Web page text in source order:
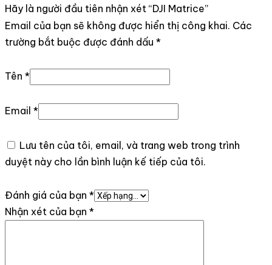
Hãy là người đầu tiên nhận xét “DJI Matrice”
Email của bạn sẽ không được hiển thị công khai. Các
trường bắt buộc được đánh dấu *
Tên *
Email *
Lưu tên của tôi, email, và trang web trong trình
duyệt này cho lần bình luận kế tiếp của tôi.
Đánh giá của bạn *
Nhận xét của bạn *